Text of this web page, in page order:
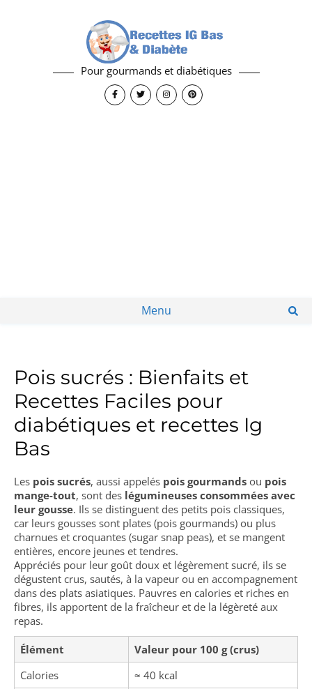
Pour gourmands et diabétiques
Menu
Pois sucrés : Bienfaits et
Recettes Faciles pour
diabétiques et recettes Ig
Bas
Les pois sucrés, aussi appelés pois gourmands ou pois
mange-tout, sont des légumineuses consommées avec
leur gousse. Ils se distinguent des petits pois classiques,
car leurs gousses sont plates (pois gourmands) ou plus
charnues et croquantes (sugar snap peas), et se mangent
entières, encore jeunes et tendres.
Appréciés pour leur goût doux et légèrement sucré, ils se
dégustent crus, sautés, à la vapeur ou en accompagnement
dans des plats asiatiques. Pauvres en calories et riches en
fibres, ils apportent de la fraîcheur et de la légèreté aux
repas.
Élément
Valeur pour 100 g (crus)
Calories
≈ 40 kcal